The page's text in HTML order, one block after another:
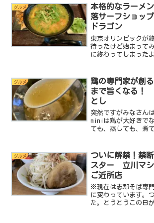
て営業しているお店
に決めました。min...
グルメ
本格的なラーメ
落サーフショッ
ドラゴン
東京オリンピックが
待ったけど始まって
に終わってしまった
オリンピックで初め
れたサーフィンが千
グルメ
鶏の専門家が創
まで旨くなる
とし
突然ですがみなさん
miniは鶏が大好きで
ても、蒸しても、煮
ちゃんのあの旨さは
過言じゃありませ
グルメ
ついに解禁！禁
スター 立川マ
ご近所店
※現在は志那そば専
に変わっています。
た。とうとうこの日